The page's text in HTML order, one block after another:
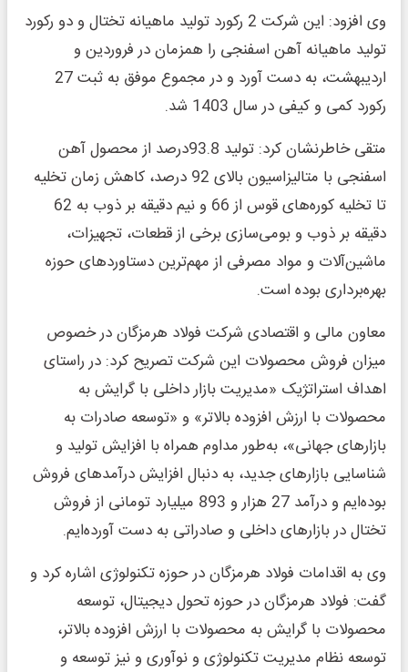
وی افزود: این شرکت 2 رکورد تولید ماهیانه تختال و دو رکورد
تولید ماهیانه آهن اسفنجی را همزمان در فروردین و
اردیبهشت، به دست آورد و در مجموع موفق به ثبت 27
رکورد کمی و کیفی در سال 1403 شد.
متقی خاطرنشان کرد: تولید 93.8درصد از محصول آهن
اسفنجی با متالیزاسیون بالای 92 درصد، کاهش زمان تخلیه
تا تخلیه کوره‌های قوس از 66 و نیم دقیقه بر ذوب به 62
دقیقه بر ذوب و بومی‌سازی برخی از قطعات، تجهیزات،
ماشین‌آلات و مواد مصرفی از مهم‌ترین دستاوردهای حوزه
بهره‌برداری بوده است.
معاون مالی و اقتصادی شرکت فولاد هرمزگان در خصوص
میزان فروش محصولات این شرکت تصریح کرد: در راستای
اهداف استراتژیک «مدیریت بازار داخلی با گرایش به
محصولات با ارزش افزوده بالاتر» و «توسعه صادرات به
بازارهای جهانی»، به‌طور مداوم همراه با افزایش تولید و
شناسایی بازارهای جدید، به دنبال افزایش درآمدهای فروش
بوده‌ایم و درآمد 27 هزار و 893 میلیارد تومانی از فروش
تختال در بازارهای داخلی و صادراتی به دست آورده‌ایم.
وی به اقدامات فولاد هرمزگان در حوزه تکنولوژی اشاره کرد و
گفت: فولاد هرمزگان در حوزه تحول دیجیتال، توسعه
محصولات با گرایش به محصولات با ارزش افزوده بالاتر،
توسعه نظام مدیریت تکنولوژی و نوآوری و نیز توسعه و